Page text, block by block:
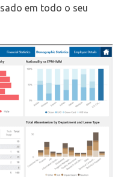
em todo o seu